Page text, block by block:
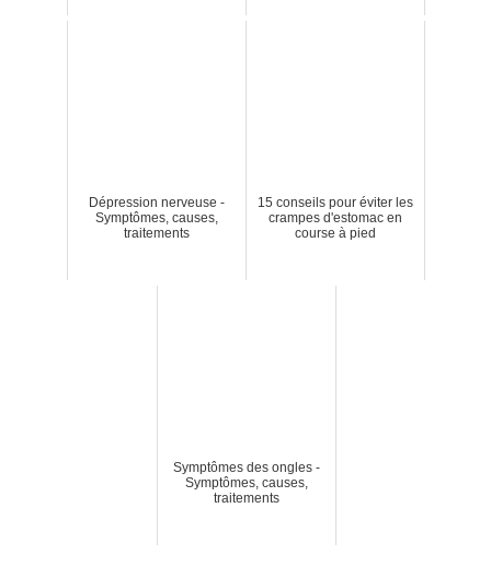
Dépression nerveuse -
Symptômes, causes,
traitements
15 conseils pour éviter les
crampes d'estomac en
course à pied
Symptômes des ongles -
Symptômes, causes,
traitements